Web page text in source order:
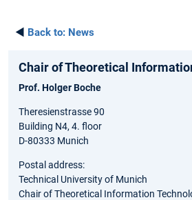
◄ Back to: News
Chair of Theoretical
Prof. Holger Boche
Theresienstrasse 90
Building N4, 4. floor
D-80333 Munich
Postal address:
Technical University of Munich
Chair of Theoretical Information